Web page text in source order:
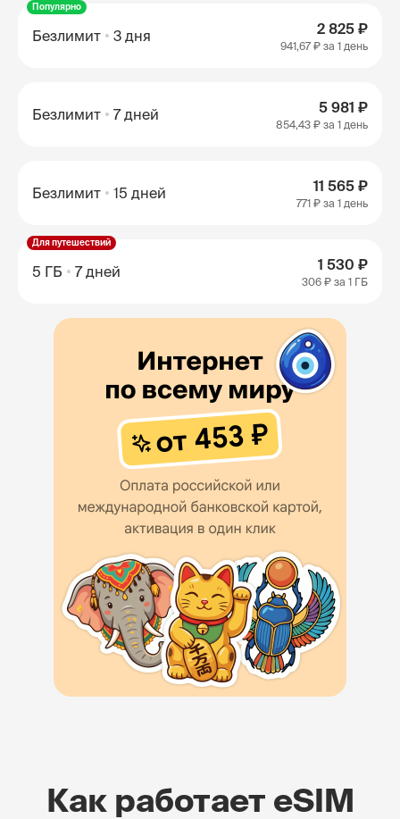
Популярно
Безлимит 3 дня 2 825 ₽
941,67 ₽ за 1 день
Безлимит 7 дней 5 981 ₽
854,43 ₽ за 1 день
Безлимит 15 дней 11 565 ₽
771 ₽ за 1 день
Для путешествий
5 ГБ 7 дней 1 530 ₽
306 ₽ за 1 ГБ
Как работает eSIM